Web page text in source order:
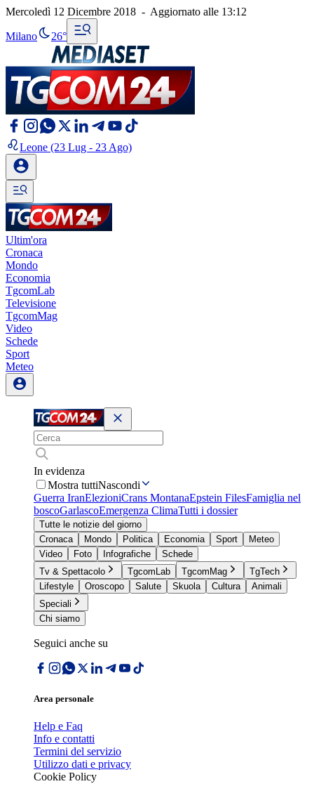
Mercoledì 12 Dicembre 2018 - Aggiornato alle 13:12
Milano 26°
Leone (23 Lug - 23 Ago)
Ultim'ora
Cronaca
Mondo
Economia
TgcomLab
Televisione
TgcomMag
Video
Schede
Sport
Meteo
In evidenza
Mostra tuttiNascondi
Guerra IranElezioniCrans MontanaEpstein FilesFamiglia nel
boscoGarlascoEmergenza ClimaTutti i dossier
Tutte le notizie del giorno
Cronaca
Mondo Politica Economia Sport
Meteo
Video
Foto Infografiche
Schede
Tv & Spettacolo
TgcomLab TgcomMag
TgTech
Lifestyle
Oroscopo Salute Skuola Cultura
Animali
Speciali
Chi siamo
Seguici anche su
Area personale
Help e Faq
Info e contatti
Termini del servizio
Utilizzo dati e privacy
Cookie Policy